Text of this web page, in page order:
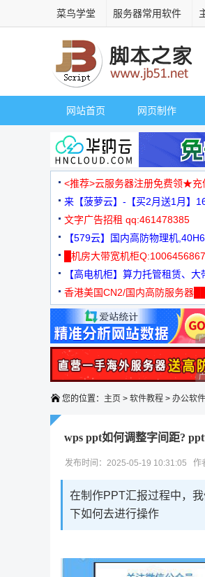
菜鸟学堂 服务器常用软件
网站首页 网页制作
<推荐>云服务器注册免费领★充
来【菠萝云】-【买2月送1月】
文字广告招租 qq:461478385
【579云】国内高防物理机
元
█机房大带宽机柜
【高电机柜】算力托管租赁、大
机
香港美国CN2/国内高防服务器
您的位置： 主页 > 软件教程 > 办公软件
wps ppt如何调整字间距?
发布时间：2025-05-19 10:31:05 作
在制作PPT汇报过程中，
下如何去进行操作